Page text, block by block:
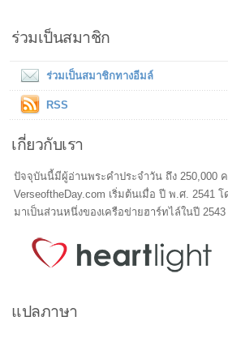
ร่วมเป็นสมาชิก
ร่วมเป็นสมาชิกทางอีมล์
RSS
เกี่ยวกับเรา
ปัจจุบันนี้มีผู้อ่านพระคำประจำวัน ถึง 250,000
VerseoftheDay.com เริ่มต้นเมื่อ ปี พ.ศ. 2541
มาเป็นส่วนหนึ่งของเครือข่ายฮาร์ทไล์ในปี 2543
แปลภาษา